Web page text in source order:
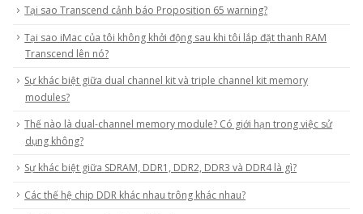
Tại sao Transcend cảnh báo Proposition 65 warning?
Tại sao iMac của tôi không khởi động sau khi tôi lắp đặt thanh RAM
Transcend lên nó?
Sự khác biệt giữa dual channel kit và triple channel kit memory
modules?
Thế nào là dual-channel memory module? Có giới hạn trong việc sử
dụng không?
Sự khác biệt giữa SDRAM, DDR1, DDR2, DDR3 và DDR4 là gì?
Các thế hệ chip DDR khác nhau trông khác nhau?